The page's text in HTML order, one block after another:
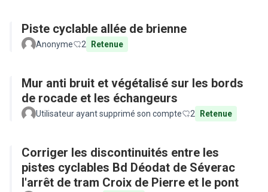
Piste cyclable allée de brienne
Anonyme 2 Retenue
Mur anti bruit et végétalisé sur les bords
de rocade et les échangeurs
Utilisateur ayant supprimé son compte 2 Retenue
Corriger les discontinuités entre les
pistes cyclables Bd Déodat de Séverac
l'arrêt de tram Croix de Pierre et le pont